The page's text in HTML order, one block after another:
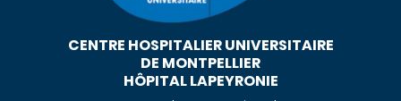
CENTRE HOSPITALIER UNIVERSITAIRE
DE MONTPELLIER
HÔPITAL LAPEYRONIE